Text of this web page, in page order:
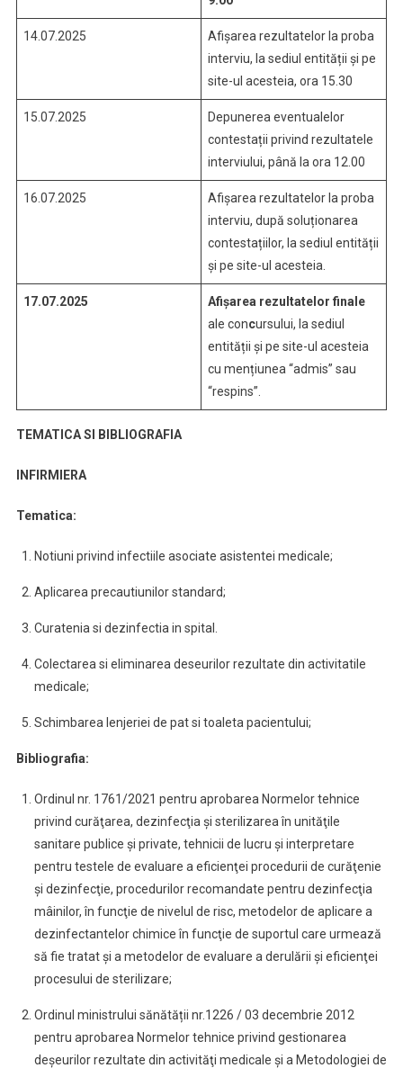
14.07.2025
Afișarea rezultatelor la proba
interviu, la sediul entității și pe
site-ul acesteia, ora 15.30
15.07.2025
Depunerea eventualelor
contestații privind rezultatele
interviului, până la ora 12.00
16.07.2025
Afișarea rezultatelor la proba
interviu, după soluționarea
contestațiilor, la sediul entității
și pe site-ul acesteia.
17.07.2025
Afișarea rezultatelor finale
ale concursului, la sediul
entității și pe site-ul acesteia
cu mențiunea “admis” sau
“respins”.
TEMATICA SI BIBLIOGRAFIA
INFIRMIERA
Tematica:
Notiuni privind infectiile asociate asistentei medicale;
Aplicarea precautiunilor standard;
Curatenia si dezinfectia in spital.
Colectarea si eliminarea deseurilor rezultate din activitatile
medicale;
Schimbarea lenjeriei de pat si toaleta pacientului;
Bibliografia:
Ordinul nr. 1761/2021 pentru aprobarea Normelor tehnice
privind curăţarea, dezinfecţia şi sterilizarea în unităţile
sanitare publice şi private, tehnicii de lucru şi interpretare
pentru testele de evaluare a eficienţei procedurii de curăţenie
şi dezinfecţie, procedurilor recomandate pentru dezinfecţia
mâinilor, în funcţie de nivelul de risc, metodelor de aplicare a
dezinfectantelor chimice în funcţie de suportul care urmează
să fie tratat şi a metodelor de evaluare a derulării şi eficienţei
procesului de sterilizare;
Ordinul ministrului sănătății nr.1226 / 03 decembrie 2012
pentru aprobarea Normelor tehnice privind gestionarea
deşeurilor rezultate din activităţi medicale şi a Metodologiei de